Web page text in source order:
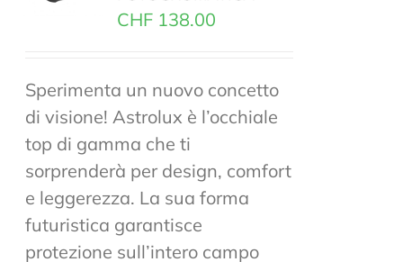
CHF 138.00
Sperimenta un nuovo concetto
di visione! Astrolux è l’occhiale
top di gamma che ti
sorprenderà per design, comfort
e leggerezza. La sua forma
futuristica garantisce
protezione sull’intero campo